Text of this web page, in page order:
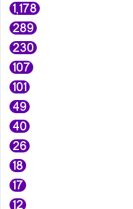
1٬178
289
230
107
101
49
40
26
18
17
12